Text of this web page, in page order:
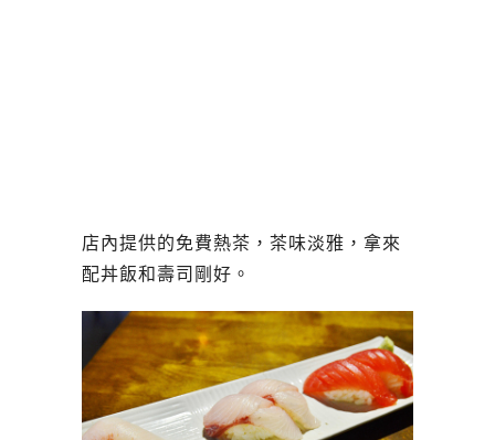
店內提供的免費熱茶，茶味淡雅，拿來
配丼飯和壽司剛好。